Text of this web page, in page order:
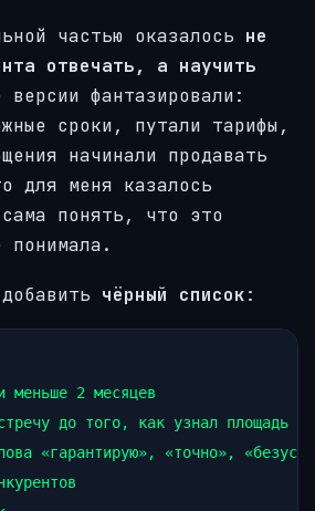
частью оказалось не
отвечать, а научить
фантазировали:
сроки, путали тарифы,
начинали продавать
для меня казалось
понять, что это
чёрный список:
меньше 2 месяцев
до того, как узнал площадь
«гарантирую», «точно»,